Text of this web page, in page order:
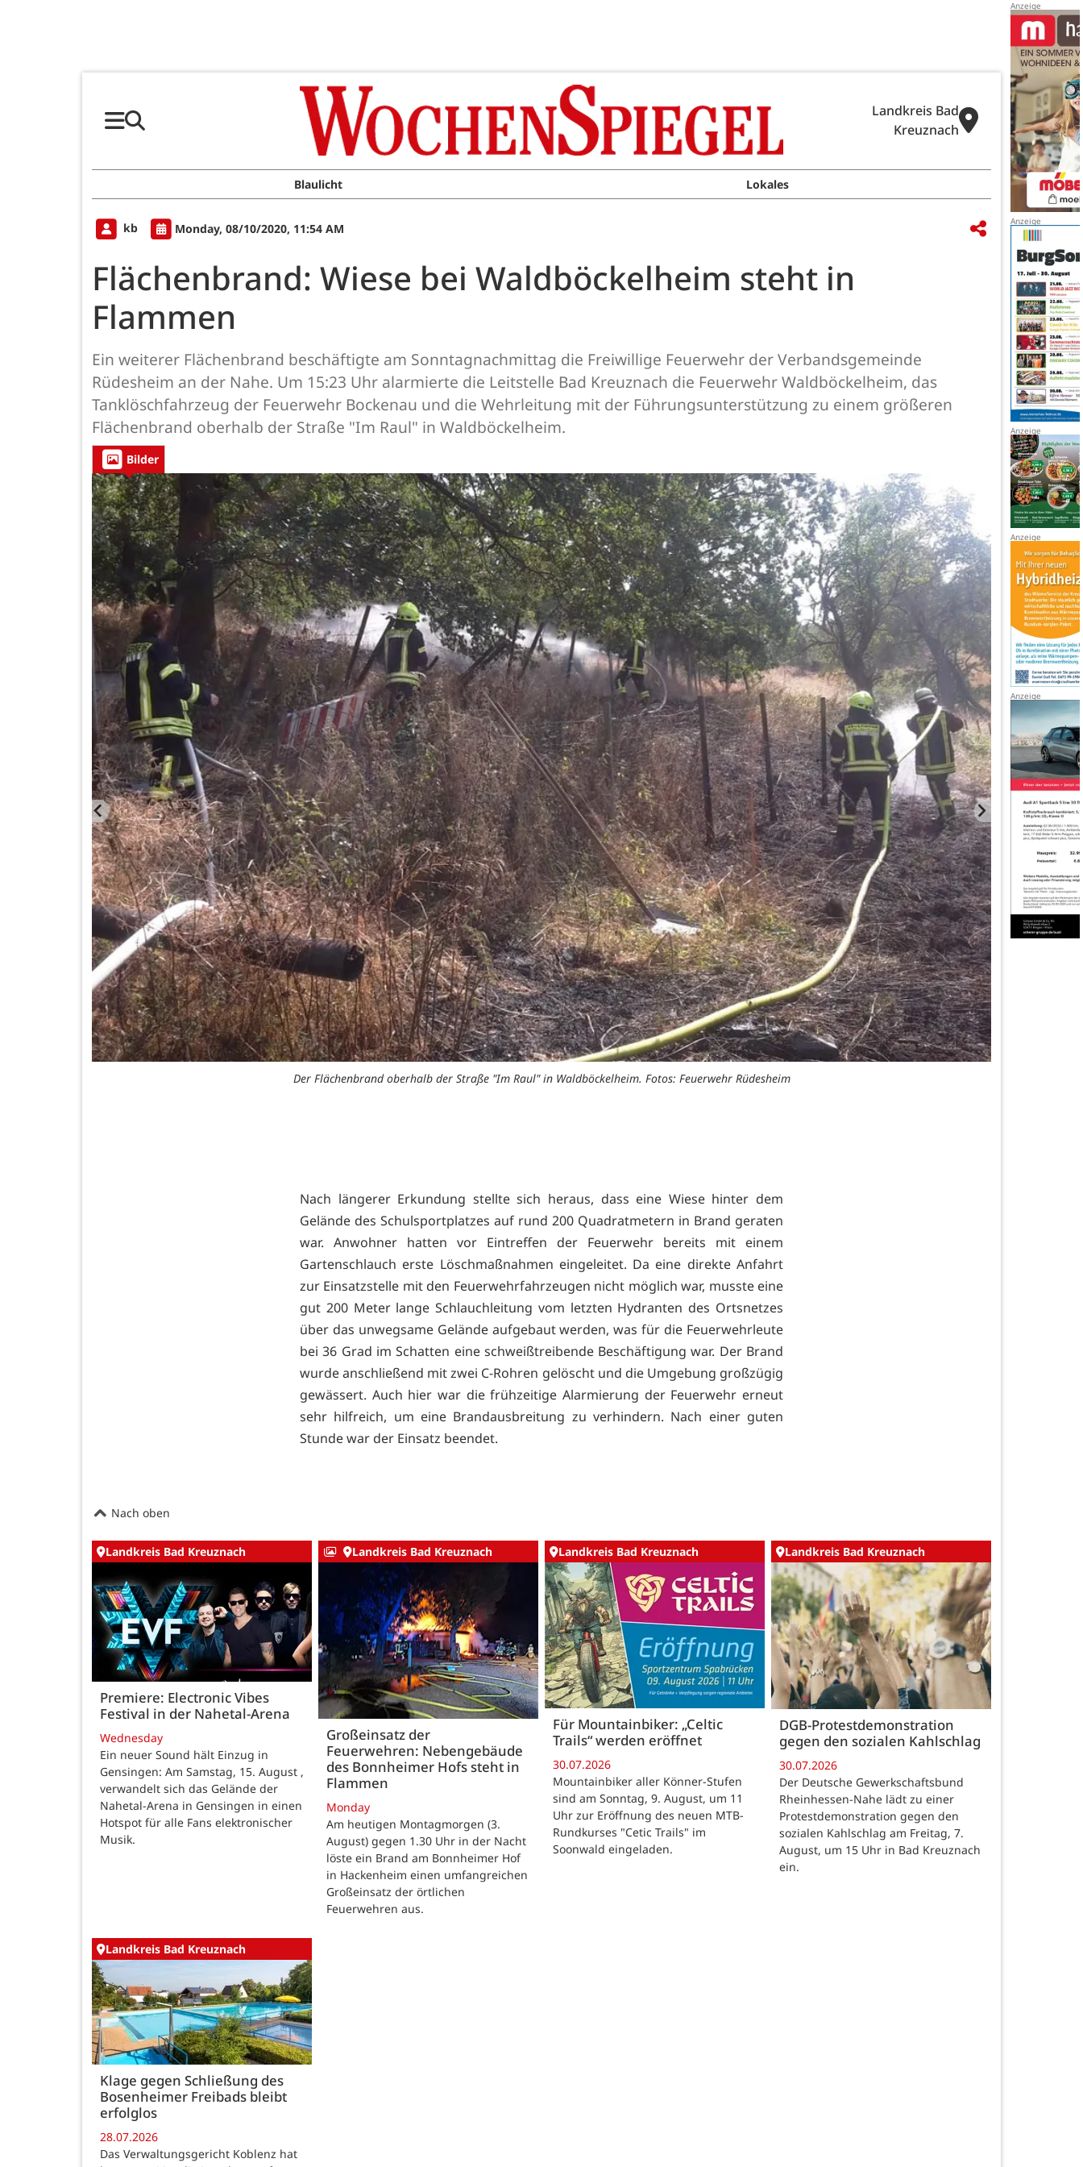
Landkreis Bad
Kreuznach
Blaulicht Lokales
kb Monday, 08/10/2020, 11:54 AM
Flächenbrand: Wiese bei Waldböckelheim steht in
Flammen
Ein weiterer Flächenbrand beschäftigte am Sonntagnachmittag die Freiwillige Feuerwehr der Verbandsgemeinde
Rüdesheim an der Nahe. Um 15:23 Uhr alarmierte die Leitstelle Bad Kreuznach die Feuerwehr Waldböckelheim, das
Tanklöschfahrzeug der Feuerwehr Bockenau und die Wehrleitung mit der Führungsunterstützung zu einem größeren
Flächenbrand oberhalb der Straße "Im Raul" in Waldböckelheim.
Bilder
Der Flächenbrand oberhalb der Straße "Im Raul" in Waldböckelheim. Fotos: Feuerwehr Rüdesheim
Nach längerer Erkundung stellte sich heraus, dass eine Wiese hinter dem
Gelände des Schulsportplatzes auf rund 200 Quadratmetern in Brand geraten
war. Anwohner hatten vor Eintreffen der Feuerwehr bereits mit einem
Gartenschlauch erste Löschmaßnahmen eingeleitet. Da eine direkte Anfahrt
zur Einsatzstelle mit den Feuerwehrfahrzeugen nicht möglich war, musste eine
gut 200 Meter lange Schlauchleitung vom letzten Hydranten des Ortsnetzes
über das unwegsame Gelände aufgebaut werden, was für die Feuerwehrleute
bei 36 Grad im Schatten eine schweißtreibende Beschäftigung war. Der Brand
wurde anschließend mit zwei C-Rohren gelöscht und die Umgebung großzügig
gewässert. Auch hier war die frühzeitige Alarmierung der Feuerwehr erneut
sehr hilfreich, um eine Brandausbreitung zu verhindern. Nach einer guten
Stunde war der Einsatz beendet.
Nach oben
Landkreis Bad Kreuznach
Premiere: Electronic Vibes
Festival in der Nahetal-Arena
Wednesday
Ein neuer Sound hält Einzug in
Gensingen: Am Samstag, 15. August ,
verwandelt sich das Gelände der
Nahetal-Arena in Gensingen in einen
Hotspot für alle Fans elektronischer
Musik.
Landkreis Bad Kreuznach
Großeinsatz der
Feuerwehren: Nebengebäude
des Bonnheimer Hofs steht in
Flammen
Monday
Am heutigen Montagmorgen (3.
August) gegen 1.30 Uhr in der Nacht
löste ein Brand am Bonnheimer Hof
in Hackenheim einen umfangreichen
Großeinsatz der örtlichen
Feuerwehren aus.
Landkreis Bad Kreuznach
Für Mountainbiker: „Celtic
Trails“ werden eröffnet
30.07.2026
Mountainbiker aller Könner-Stufen
sind am Sonntag, 9. August, um 11
Uhr zur Eröffnung des neuen MTB-
Rundkurses "Cetic Trails" im
Soonwald eingeladen.
Landkreis Bad Kreuznach
DGB-Protestdemonstration
gegen den sozialen Kahlschlag
30.07.2026
Der Deutsche Gewerkschaftsbund
Rheinhessen-Nahe lädt zu einer
Protestdemonstration gegen den
sozialen Kahlschlag am Freitag, 7.
August, um 15 Uhr in Bad Kreuznach
ein.
Landkreis Bad Kreuznach
Klage gegen Schließung des
Bosenheimer Freibads bleibt
erfolglos
28.07.2026
Das Verwaltungsgericht Koblenz hat